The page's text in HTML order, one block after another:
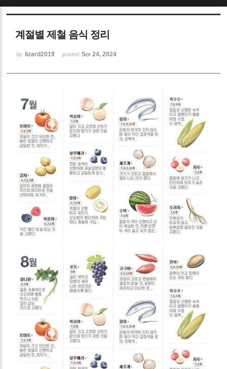
계절별 제철 음식 정리
by lizard2019 posted Sep 24, 2024
Sketchbook5, 스케치북5
Sketchbook5, 스케치북5